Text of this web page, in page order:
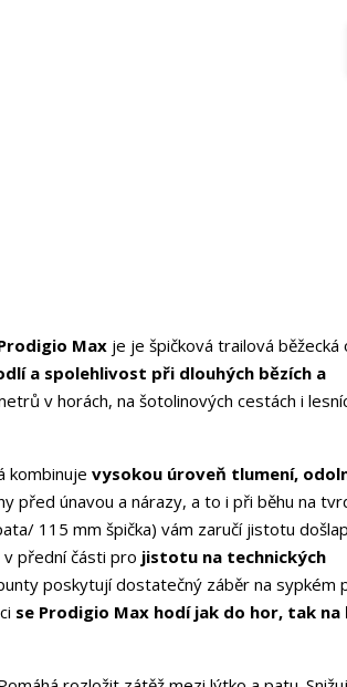
Max je je špičková trailová běžecká
a spolehlivost při dlouhých bězích a
v horách, na šotolinových cestách i
kombinuje vysokou úroveň tlumení,
před únavou a nárazy, a to i při běhu na
115 mm špička) vám zaručí jistotu
přední části pro jistotu na technických
poskytují dostatečný záběr na sypkém
se Prodigio Max hodí jak do hor, tak na